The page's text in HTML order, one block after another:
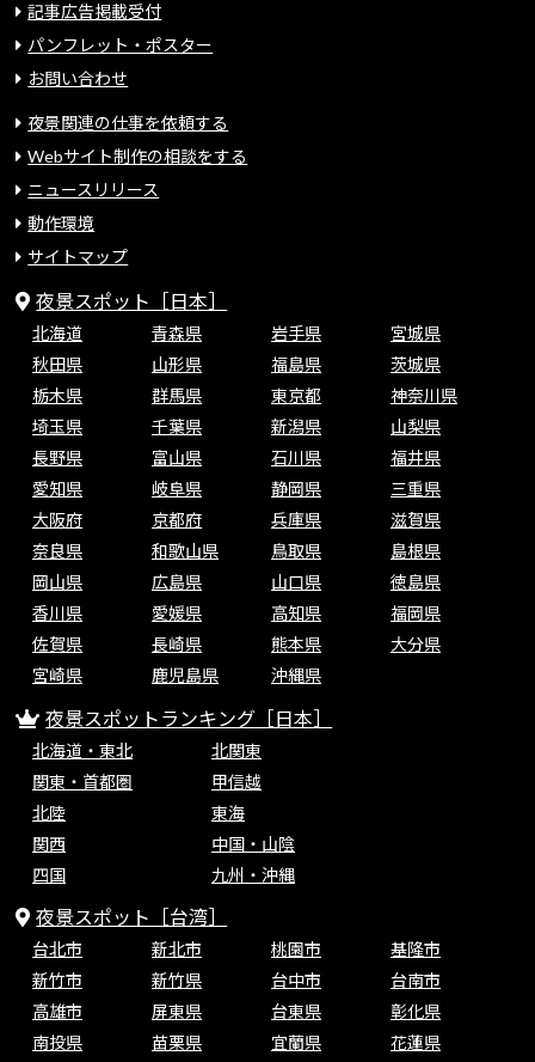
記事広告掲載受付
パンフレット・ポスター
お問い合わせ
夜景関連の仕事を依頼する
Webサイト制作の相談をする
ニュースリリース
動作環境
サイトマップ
夜景スポット［日本］
北海道 青森県 岩手県
宮城県
秋田県
山形県 福島県
茨城県
栃木県
群馬県 東京都
神奈川県
埼玉県
千葉県 新潟県
山梨県
長野県
富山県 石川県
福井県
愛知県
岐阜県 静岡県
三重県
大阪府
京都府 兵庫県
滋賀県
奈良県
和歌山県 鳥取県
島根県
岡山県
広島県 山口県
徳島県
香川県
愛媛県 高知県
福岡県
佐賀県
長崎県 熊本県
大分県
宮崎県
鹿児島県 沖縄県
夜景スポットランキング［日本］
北海道・東北
北関東
関東・首都圏
甲信越
北陸
東海
関西
中国・山陰
四国
九州・沖縄
夜景スポット［台湾］
台北市 新北市 桃園市
基隆市
新竹市
新竹県 台中市
台南市
高雄市
屏東県 台東県
彰化県
南投県
苗栗県 宜蘭県
花蓮県